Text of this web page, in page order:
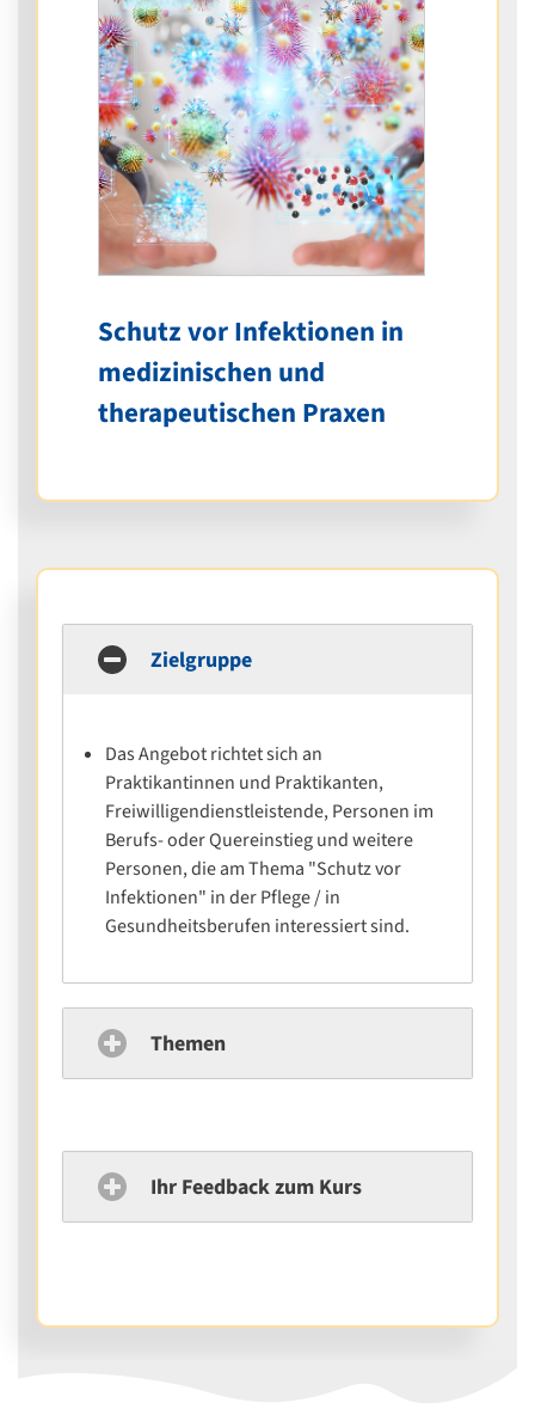
Schutz vor Infektionen in
medizinischen und
therapeutischen Praxen
Zielgruppe
Das Angebot richtet sich an
Praktikantinnen und Praktikanten,
Freiwilligendienstleistende, Personen im
Berufs- oder Quereinstieg und weitere
Personen, die am Thema "Schutz vor
Infektionen" in der Pflege / in
Gesundheitsberufen interessiert sind.
Themen
Ihr Feedback zum Kurs